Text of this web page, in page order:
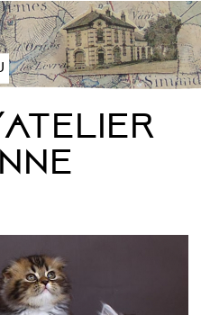
atelier